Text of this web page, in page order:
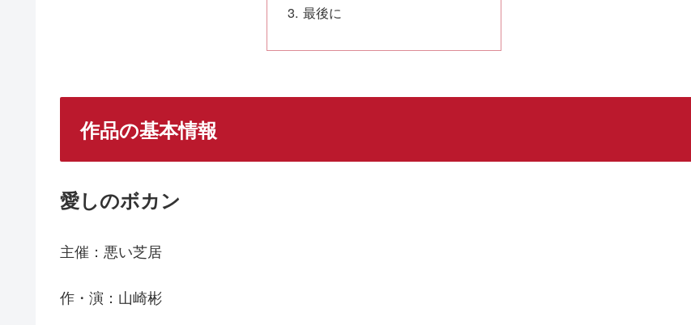
最後に
作品の基本情報
愛しのボカン
主催：悪い芝居
作・演：山崎彬